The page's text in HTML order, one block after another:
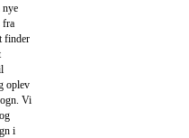
nye
fra
finder
oplev
Vi
i